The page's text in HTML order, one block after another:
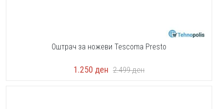
Оштрач за ножеви Tescoma Presto
1.250 ден 2.499ден